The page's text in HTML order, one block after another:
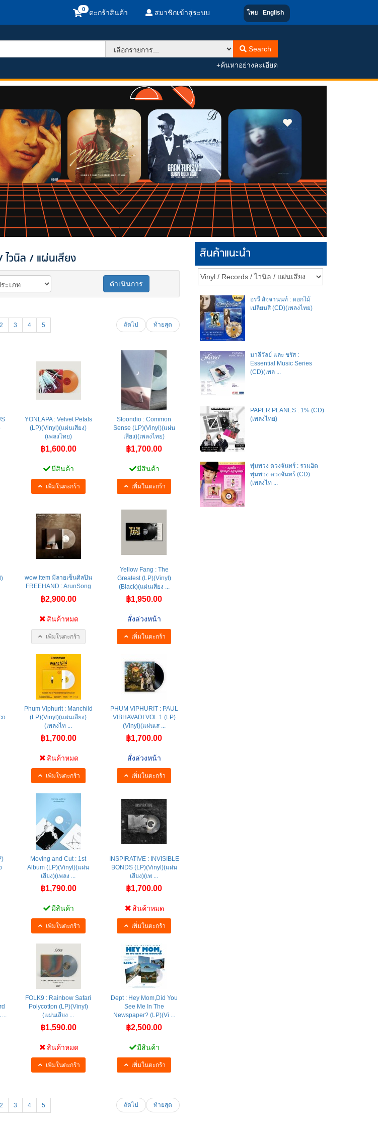
ตะกร้าสินค้า สมาชิกเข้าสู่ระบบ ไทย English
Search
+ค้นหาอย่างละเอียด
วนิล / แผ่นเสียง
ดำเนินการ
2 3 4 5 ถัดไป ท้ายสุด
YONLAPA : Velvet Petals
(LP)(Vinyl)(แผ่นเสียง)
(เพลงไทย)
฿1,600.00
มีสินค้า
เพิ่มในตะกร้า
Stoondio : Common
Sense (LP)(Vinyl)(แผ่น
เสียง)(เพลงไทย)
฿1,700.00
มีสินค้า
เพิ่มในตะกร้า
wow item มีลายเซ็นศิลปิน
FREEHAND : ArunSong
฿2,900.00
สินค้าหมด
เพิ่มในตะกร้า
Yellow Fang : The
Greatest (LP)(Vinyl)
(Black)(แผ่นเสียง ...
฿1,950.00
สั่งล่วงหน้า
เพิ่มในตะกร้า
Phum Viphurit : Manchild
(LP)(Vinyl)(แผ่นเสียง)
(เพลงไท ...
฿1,700.00
สินค้าหมด
เพิ่มในตะกร้า
PHUM VIPHURIT : PAUL
VIBHAVADI VOL.1 (LP)
(Vinyl)(แผ่นเส ...
฿1,700.00
สั่งล่วงหน้า
เพิ่มในตะกร้า
Moving and Cut : 1st
Album (LP)(Vinyl)(แผ่น
เสียง)(เพลง ...
฿1,790.00
มีสินค้า
เพิ่มในตะกร้า
INSPIRATIVE : INVISIBLE
BONDS (LP)(Vinyl)(แผ่น
เสียง)(เพ ...
฿1,700.00
สินค้าหมด
เพิ่มในตะกร้า
...
FOLK9 : Rainbow Safari
Polycotton (LP)(Vinyl)
(แผ่นเสียง ...
฿1,590.00
สินค้าหมด
เพิ่มในตะกร้า
Dept : Hey Mom,Did You
See Me In The
Newspaper? (LP)(Vi ...
฿2,500.00
มีสินค้า
เพิ่มในตะกร้า
2 3 4 5 ถัดไป ท้ายสุด
สินค้าแนะนำ
อรวี สัจจานนท์ : ดอกไม้
เปลี่ยนสี (CD)(เพลงไทย)
มาลีวัลย์​ และ​ ชรัส​ :
Essential Music Series
(CD)(เพล ...
PAPER PLANES : 1% (CD)
(เพลงไทย)
พุ่มพวง ดวงจันทร์ : รวมฮิต
พุ่มพวง ดวงจันทร์ (CD)
(เพลงไท ...